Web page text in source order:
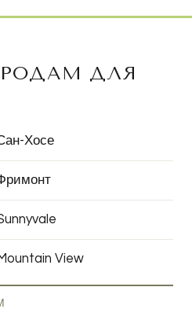
ДЛЯ
Хосе
View